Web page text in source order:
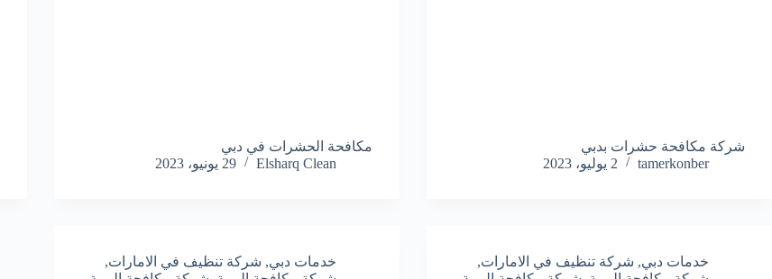
شركة مكافحة حشرات بدبي
tamerkonber
2 يوليو، 2023
مكافحة الحشرات في دبي
Elsharq Clean
29 يونيو، 2023
خدمات دبي, شركة تنظيف في الامارات,
خدمات دبي, شركة تنظيف في الامارات,